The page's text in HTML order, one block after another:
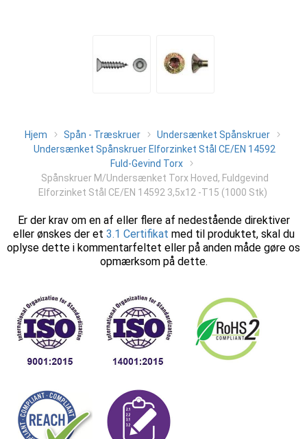
Hjem Spån - Træskruer
Undersænket Spånskruer
Undersænket Spånskruer Elforzinket Stål CE/EN 14592
Fuld-Gevind Torx
Spånskruer M/Undersænket Torx Hoved, Fuldgevind
Elforzinket Stål CE/EN 14592 3,5x12 -T15 (1000 Stk)
Er der krav om en af eller flere af nedestående direktiver
eller ønskes der et 3.1 Certifikat med til produktet, skal du
oplyse dette i kommentarfeltet eller på anden måde gøre os
opmærksom på dette.